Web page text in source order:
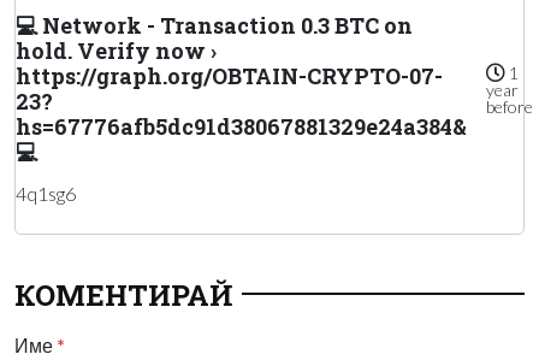
💻 Network - Transaction 0.3 BTC on
hold. Verify now ›
https://graph.org/OBTAIN-CRYPTO-07-
23?
hs=67776afb5dc91d38067881329e24a384&
💻
1
year
before
4q1sg6
КОМЕНТИРАЙ
Име *